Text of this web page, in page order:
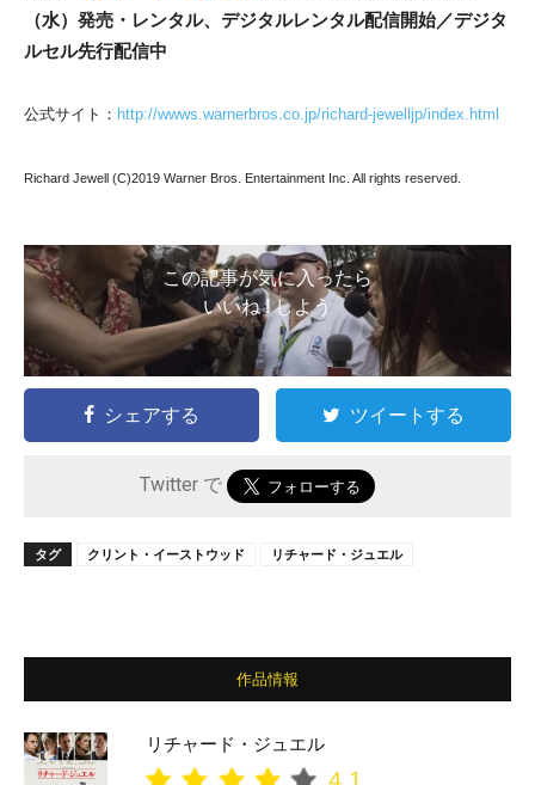
（水）発売・レンタル、デジタルレンタル配信開始／デジタ
ルセル先行配信中
公式サイト： http://wwws.warnerbros.co.jp/richard-jewelljp/index.html
Richard Jewell (C)2019 Warner Bros. Entertainment Inc. All rights reserved.
この記事が気に入ったら
いいね ! しよう
シェアする ツイートする
Twitter で
タグ クリント・イーストウッド リチャード・ジュエル
作品情報
リチャード・ジュエル